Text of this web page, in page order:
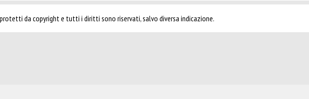
da copyright e tutti i diritti sono riservati, salvo diversa indicazione.